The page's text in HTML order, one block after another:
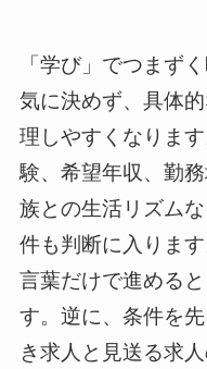
「学び」でつまず
気に決めず、具体
理しやすくなりま
験、希望年収、勤
族との生活リズム
件も判断に入りま
言葉だけで進める
す。逆に、条件を
き求人と見送る求